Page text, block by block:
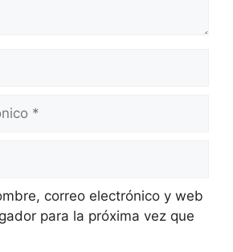
correo electrónico y web
para la próxima vez que